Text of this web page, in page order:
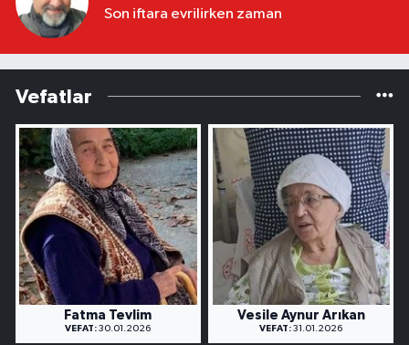
Son iftara evrilirken zaman
Vefatlar
Fatma Tevlim
VEFAT: 30.01.2026
Vesile Aynur Arıkan
VEFAT: 31.01.2026